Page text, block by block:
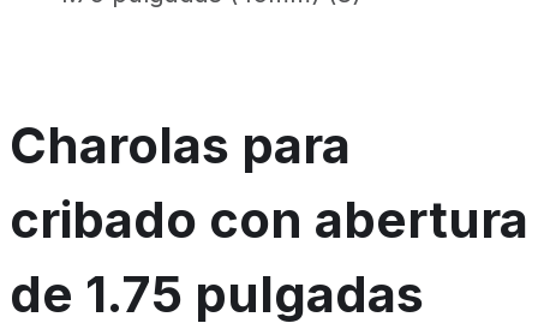
Charolas para
cribado con abertura
de 1.75 pulgadas